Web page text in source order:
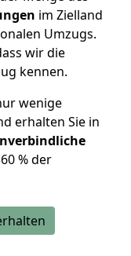
im Zielland
Umzugs.
wir die
kennen.
wenige
erhalten Sie in
% der